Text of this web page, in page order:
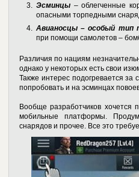
Эсминцы – облегченные
опасными торпедными
Авианосцы – особый тип
при помощи самолетов –
Различия по нациям
однако у некоторых есть свои
Также интерес подогревается за
попробовать и на эсминцах
Вообще разработчиков хочется
мобильные платформы.
снарядов и прочее. Все это